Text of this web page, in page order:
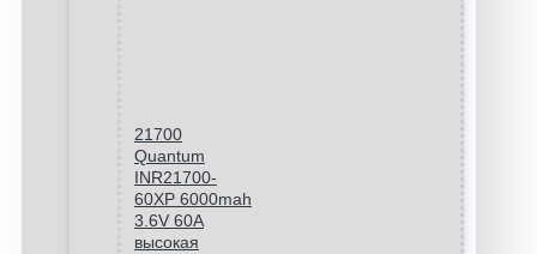
21700
Quantum
INR21700-
60XP 6000mah
3.6V 60A
высокая